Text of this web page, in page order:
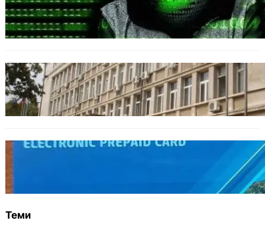
Разкриха дългогодишен пробив в
държавни информационни системи
ОБЩЕСТВО
Домашният арест на шофьора, обвинен за
смъртта на моторист, остава в сила
ОБЩЕСТВО
Теми